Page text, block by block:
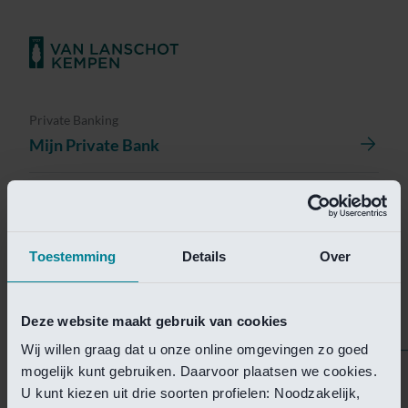
Toestemming Details Over
Deze website maakt gebruik van cookies
Wij willen graag dat u onze online omgevingen zo goed
mogelijk kunt gebruiken. Daarvoor plaatsen we cookies.
U kunt kiezen uit drie soorten profielen: Noodzakelijk,
Private Banking
Mijn Private Bank
Helaas is deze pagina